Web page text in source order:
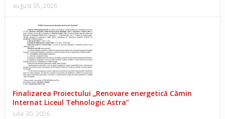
august 05, 2026
Finalizarea Proiectului „Renovare energetică Cămin
Internat Liceul Tehnologic Astra”
iulie 30, 2026